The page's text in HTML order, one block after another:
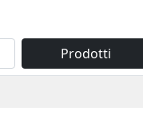
Prodotti